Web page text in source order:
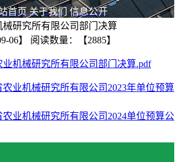
首页 关于我们 信息公开
械研究所有限公司部门决算
06】
阅读数量：【2885】
业机械研究所有限公司部门决算.pdf
农业机械研究所有限公司2023年单位预算
农业机械研究所有限公司2024单位预算公